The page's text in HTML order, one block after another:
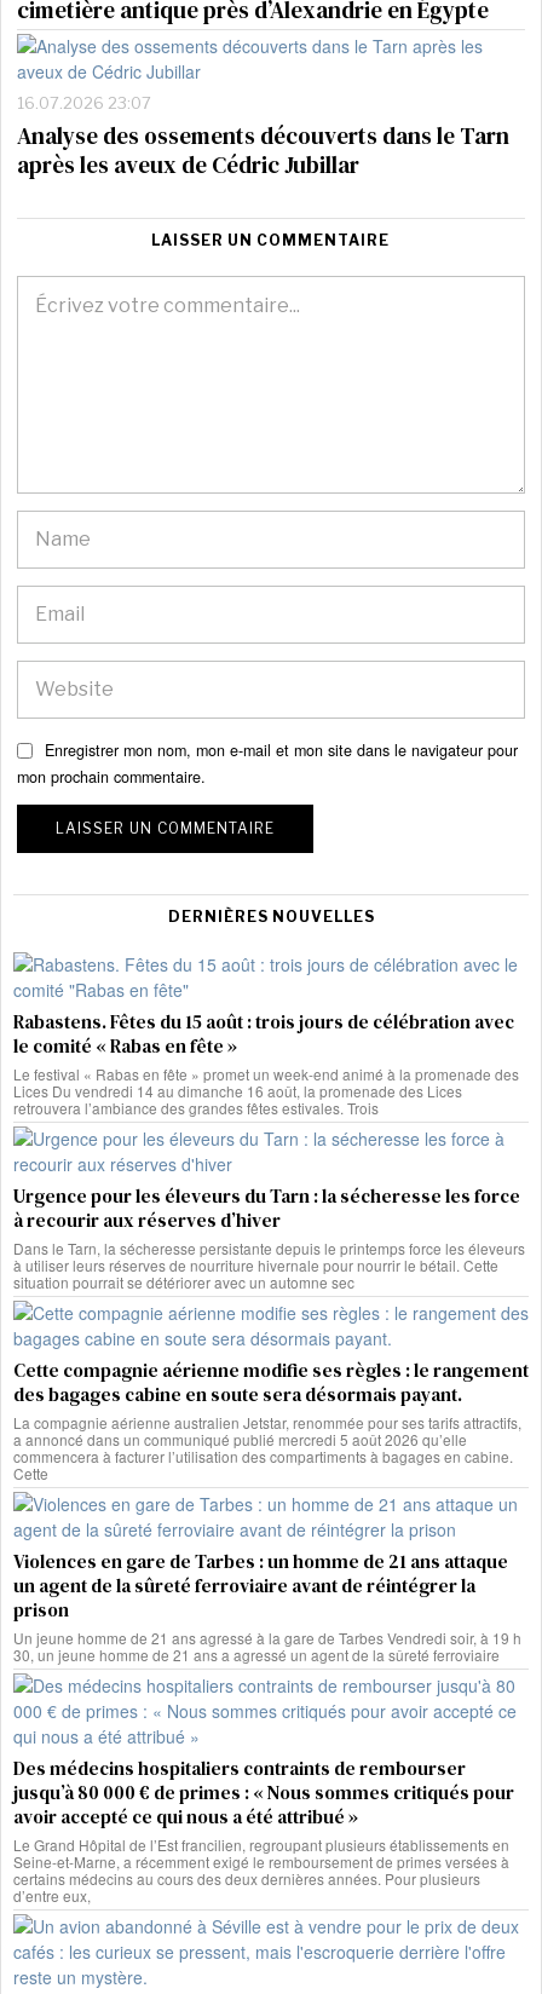
cimetière antique près d’Alexandrie en Égypte
16.07.2026 23:07
Analyse des ossements découverts dans le Tarn
après les aveux de Cédric Jubillar
LAISSER UN COMMENTAIRE
Enregistrer mon nom, mon e-mail et mon site dans le navigateur pour
mon prochain commentaire.
DERNIÈRES NOUVELLES
Rabastens. Fêtes du 15 août : trois jours de célébration avec
le comité « Rabas en fête »
Le festival « Rabas en fête » promet un week-end animé à la promenade des
Lices Du vendredi 14 au dimanche 16 août, la promenade des Lices
retrouvera l’ambiance des grandes fêtes estivales. Trois
Urgence pour les éleveurs du Tarn : la sécheresse les force
à recourir aux réserves d’hiver
Dans le Tarn, la sécheresse persistante depuis le printemps force les éleveurs
à utiliser leurs réserves de nourriture hivernale pour nourrir le bétail. Cette
situation pourrait se détériorer avec un automne sec
Cette compagnie aérienne modifie ses règles : le rangement
des bagages cabine en soute sera désormais payant.
La compagnie aérienne australien Jetstar, renommée pour ses tarifs attractifs,
a annoncé dans un communiqué publié mercredi 5 août 2026 qu’elle
commencera à facturer l’utilisation des compartiments à bagages en cabine.
Cette
Violences en gare de Tarbes : un homme de 21 ans attaque
un agent de la sûreté ferroviaire avant de réintégrer la
prison
Un jeune homme de 21 ans agressé à la gare de Tarbes Vendredi soir, à 19 h
30, un jeune homme de 21 ans a agressé un agent de la sûreté ferroviaire
Des médecins hospitaliers contraints de rembourser
jusqu’à 80 000 € de primes : « Nous sommes critiqués pour
avoir accepté ce qui nous a été attribué »
Le Grand Hôpital de l’Est francilien, regroupant plusieurs établissements en
Seine-et-Marne, a récemment exigé le remboursement de primes versées à
certains médecins au cours des deux dernières années. Pour plusieurs
d’entre eux,